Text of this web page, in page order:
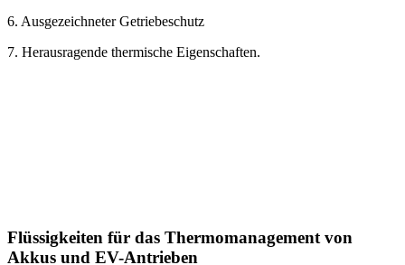
6. Ausgezeichneter Getriebeschutz
7. Herausragende thermische Eigenschaften.
Flüssigkeiten für das Thermomanagement von
Akkus und EV-Antrieben